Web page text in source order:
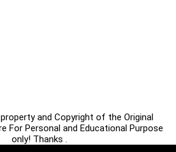
and Copyright of the Original
For Personal and Educational Purpose
only! Thanks .